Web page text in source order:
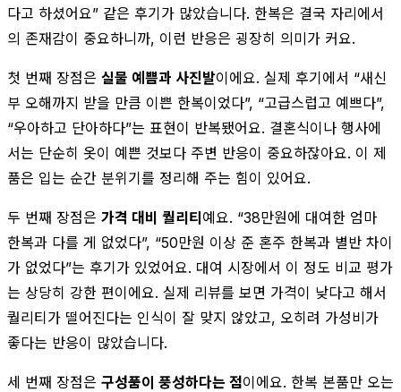
다고 하셨어요” 같은 후기가 많았습니다. 한복은 결국 자리에서
의 존재감이 중요하니까, 이런 반응은 굉장히 의미가 커요.
첫 번째 장점은 실물 예쁨과 사진발이에요. 실제 후기에서 “새신
부 오해까지 받을 만큼 이쁜 한복이었다”, “고급스럽고 예쁘다”,
“우아하고 단아하다”는 표현이 반복됐어요. 결혼식이나 행사에
서는 단순히 옷이 예쁜 것보다 주변 반응이 중요하잖아요. 이 제
품은 입는 순간 분위기를 정리해 주는 힘이 있어요.
두 번째 장점은 가격 대비 퀄리티예요. “38만원에 대여한 엄마
한복과 다를 게 없었다”, “50만원 이상 준 혼주 한복과 별반 차이
가 없었다”는 후기가 있었어요. 대여 시장에서 이 정도 비교 평가
는 상당히 강한 편이에요. 실제 리뷰를 보면 가격이 낮다고 해서
퀄리티가 떨어진다는 인식이 잘 맞지 않았고, 오히려 가성비가
좋다는 반응이 많았습니다.
세 번째 장점은 구성품이 풍성하다는 점이에요. 한복 본품만 오는